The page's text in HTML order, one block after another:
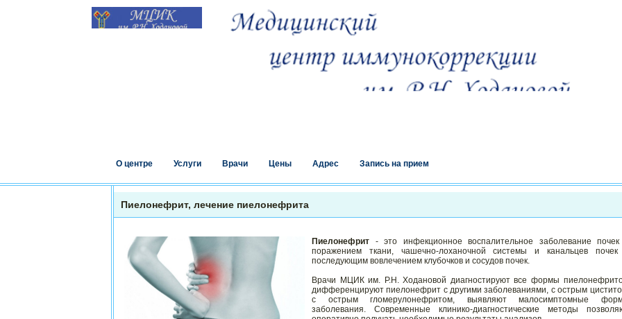
О центре Услуги Врачи Цены Адрес Запись на прием
Пиелонефрит, лечение пиелонефрита
Пиелонефрит - это инфекционное воспалительное заболевание
поражением ткани, чашечно-лоханочной системы и канальцев
последующим вовлечением клубочков и сосудов почек.
Врачи МЦИК им. Р.Н. Ходановой диагностируют все формы
дифференцируют пиелонефрит с другими заболеваниями, с острым
с острым гломерулонефритом, выявляют малосимптомные
заболевания. Современные клинико-диагностические методы